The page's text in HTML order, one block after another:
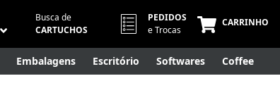
Busca de
CARTUCHOS
PEDIDOS
e Trocas
CARRINHO
Embalagens Escritório Softwares Coffee